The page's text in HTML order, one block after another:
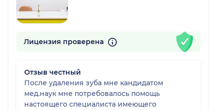
Лицензия проверена
Отзыв честный
После удаления зуба мне кандидатом
мед.наук мне потребовалось помощь
настоящего специалиста имеющего